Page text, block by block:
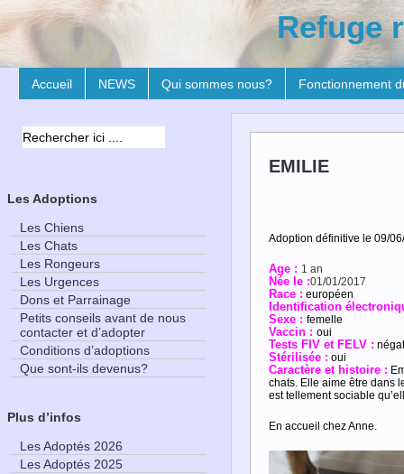
Refuge
Accueil NEWS Qui sommes nous? Fonctionnement
EMILIE
Adoption définitive le 09/
Age : 1 an
Née le :01/01/2017
Race : européen
Identification
Sexe : femelle
Vaccin : oui
Tests FIV et FELV :
Stérilisée : oui
Caractère et histoire :
chats. Elle aime être dans
est tellement sociable
En accueil chez Anne.
Les Adoptions
Les Chiens
Les Chats
Les Rongeurs
Les Urgences
Dons et Parrainage
Petits conseils avant de nous
contacter et d’adopter
Conditions d’adoptions
Que sont-ils devenus?
Plus d’infos
Les Adoptés 2026
Les Adoptés 2025